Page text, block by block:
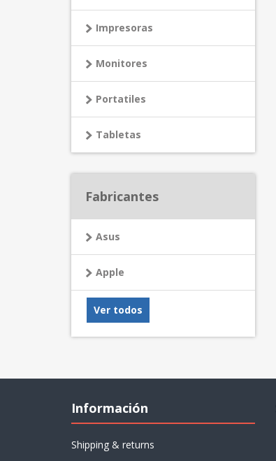
Impresoras
Monitores
Portatiles
Tabletas
Fabricantes
Asus
Apple
Ver todos
Información
Shipping & returns